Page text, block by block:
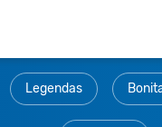
Legendas